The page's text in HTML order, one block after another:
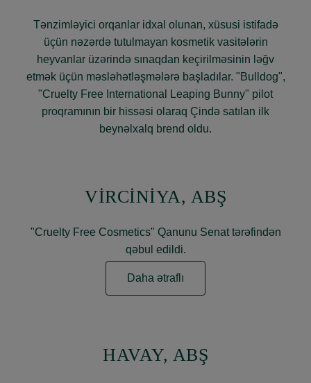
Tənzimləyici orqanlar idxal olunan, xüsusi istifadə
üçün nəzərdə tutulmayan kosmetik vasitələrin
heyvanlar üzərində sınaqdan keçirilməsinin ləğv
etmək üçün məsləhətləşmələrə başladılar. "Bulldog",
"Cruelty Free International Leaping Bunny" pilot
proqramının bir hissəsi olaraq Çində satılan ilk
beynəlxalq brend oldu.
VİRCİNİYA, ABŞ
"Cruelty Free Cosmetics" Qanunu Senat tərəfindən
qəbul edildi.
Daha ətraflı
HAVAY, ABŞ